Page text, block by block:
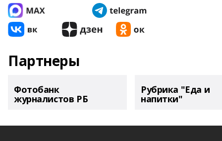
Партнеры
Фотобанк
журналистов РБ
Рубрика "Еда и
напитки"